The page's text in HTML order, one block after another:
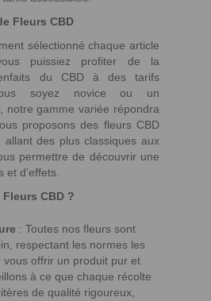
Fleurs CBD
sélectionné chaque article
puissiez profiter de la
du CBD à des tarifs
soyez novice ou un
notre gamme variée répondra
proposons des fleurs CBD
allant des plus classiques aux
permettre de découvrir une
d’effets.
CBD ?
: Toutes nos fleurs sont
respectant les normes les
vous offrir un produit pur et
à ce que chaque récolte
de qualité rigoureux,